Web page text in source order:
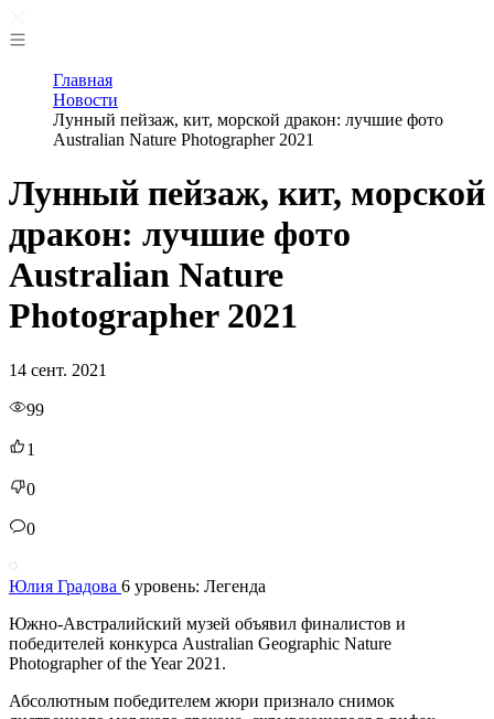
Главная
Новости
Лунный пейзаж, кит, морской дракон: лучшие фото
Australian Nature Photographer 2021
Лунный пейзаж, кит, морской
дракон: лучшие фото
Australian Nature
Photographer 2021
14 сент. 2021
99
1
0
0
Юлия Градова 6 уровень: Легенда
Южно-Австралийский музей объявил финалистов и
победителей конкурса Australian Geographic Nature
Photographer of the Year 2021.
Абсолютным победителем жюри признало снимок